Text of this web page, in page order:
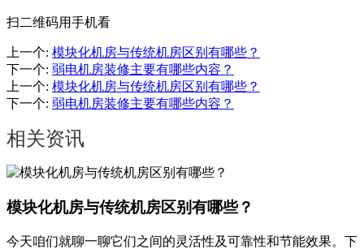
扫二维码用手机看
上一个: 模块化机房与传统机房区别有哪些？
下一个: 弱电机房装修主要有哪些内容？
上一个: 模块化机房与传统机房区别有哪些？
下一个: 弱电机房装修主要有哪些内容？
相关资讯
模块化机房与传统机房区别有哪些？
今天咱们就聊一聊它们之间的灵活性及可靠性和节能效果。下